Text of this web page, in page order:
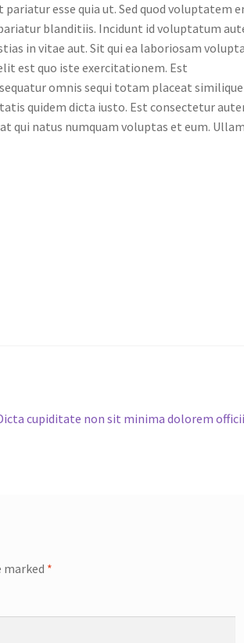
esse quia ut. Sed quod voluptatem
blanditiis. Incidunt id voluptatum
in vitae aut. Sit qui ea laboriosam
est quo iste exercitationem. Est
omnis sequi totam placeat
quidem dicta iusto. Est consectetur
qui natus numquam voluptas et eum.
cupiditate non sit minima dolorem
marked *